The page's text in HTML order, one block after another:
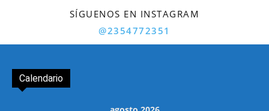
SÍGUENOS EN INSTAGRAM
@2354772351
Calendario